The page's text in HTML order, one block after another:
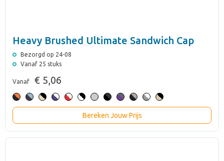
Heavy Brushed Ultimate Sandwich Cap
Bezorgd op 24-08
Vanaf 25 stuks
Vanaf € 5,06
Bereken Jouw Prijs